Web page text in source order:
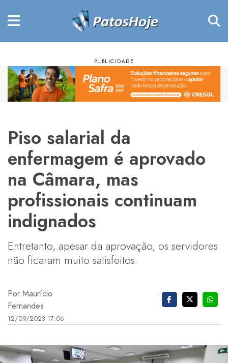
Piso salarial da
enfermagem é aprovado
na Câmara, mas
profissionais continuam
indignados
Entretanto, apesar da aprovação, os servidores
não ficaram muito satisfeitos.
Por Maurício
Fernandes
12/09/2023 17:06